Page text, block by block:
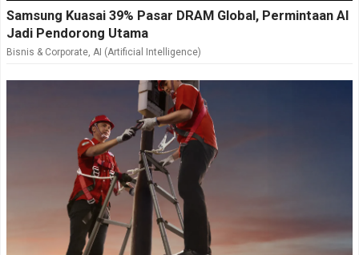
Samsung Kuasai 39% Pasar DRAM Global, Permintaan AI
Jadi Pendorong Utama
Bisnis & Corporate AI (Artificial Intelligence)